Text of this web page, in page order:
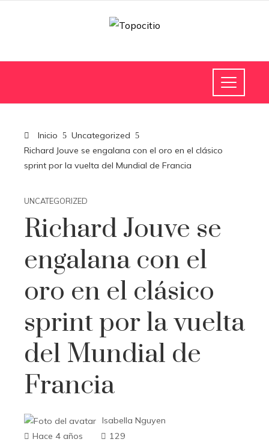
Inicio
Uncategorized
Richard Jouve se engalana con el oro en el clásico
sprint por la vuelta del Mundial de Francia
UNCATEGORIZED
Richard Jouve se
engalana con el
oro en el clásico
sprint por la vuelta
del Mundial de
Francia
Isabella Nguyen
Hace 4 años
129